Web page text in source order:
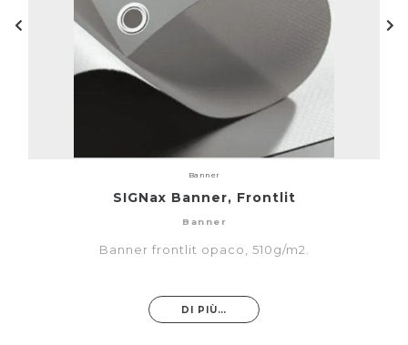
Banner
SIGNax Banner, Frontlit
Banner
Banner frontlit opaco, 510g/m2.
DI PIÙ…